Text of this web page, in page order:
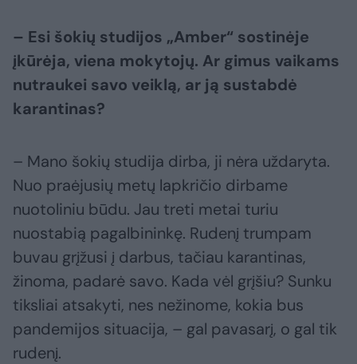
– Esi šokių studijos „Amber“ sostinėje
įkūrėja, viena mokytojų. Ar gimus vaikams
nutraukei savo veiklą, ar ją sustabdė
karantinas?
– Mano šokių studija dirba, ji nėra uždaryta.
Nuo praėjusių metų lapkričio dirbame
nuotoliniu būdu. Jau treti metai turiu
nuostabią pagalbininkę. Rudenį trumpam
buvau grįžusi į darbus, tačiau karantinas,
žinoma, padarė savo. Kada vėl grįšiu? Sunku
tiksliai atsakyti, nes nežinome, kokia bus
pandemijos situacija, – gal pavasarį, o gal tik
rudenį.